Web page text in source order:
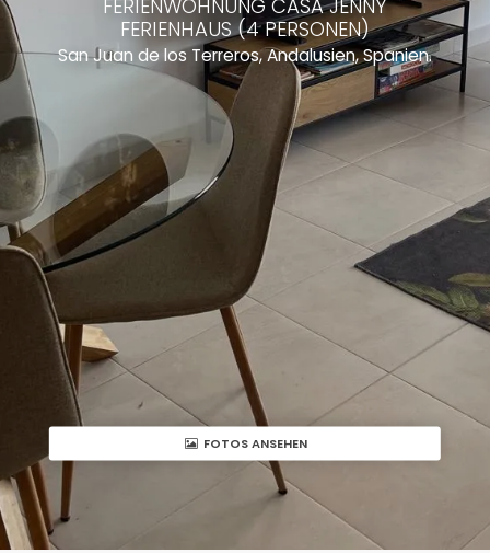
FERIENWOHNUNG CASA JENNY
FERIENHAUS (4 PERSONEN)
San Juan de los Terreros, Andalusien, Spanien.
FOTOS ANSEHEN